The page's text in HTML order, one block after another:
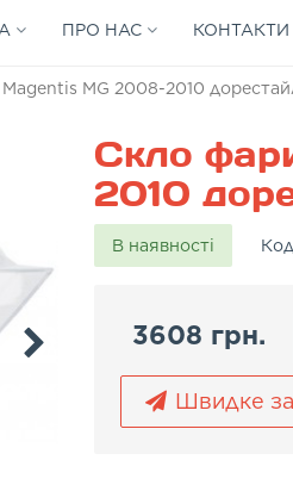
ПРО НАС КОНТАКТИ
MG 2008-2010
Скло
2010
В наявності
3608 грн.
Швидке